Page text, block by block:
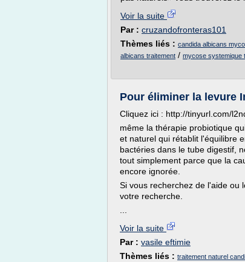
Voir la suite
Par : cruzandofronteras101
Thèmes liés : candida albicans
albicans traitement / mycose systemique
Pour éliminer la levure
Cliquez ici : http://tinyurl.com/
même la thérapie probiotique
et naturel qui rétablit l'équilibre
bactéries dans le tube digestif,
tout simplement parce que la
encore ignorée.
Si vous recherchez de l'aide ou
votre recherche.
Voir la suite
Par : vasile eftimie
Thèmes liés : traitement naturel